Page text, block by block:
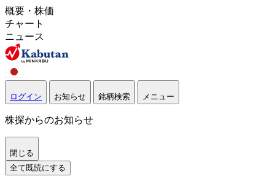
概要・株価
チャート
ニュース
ログイン お知らせ 銘柄検索 メニュー
株探からのお知らせ
閉じる
全て既読にする